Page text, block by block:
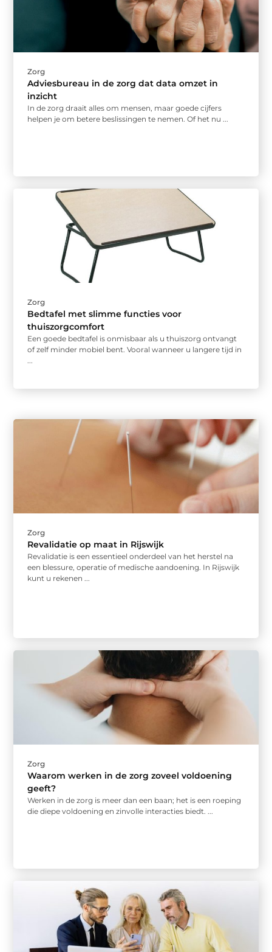
Zorg
Adviesbureau in de zorg dat data omzet in
inzicht
In de zorg draait alles om mensen, maar goede cijfers
helpen je om betere beslissingen te nemen. Of het nu ...
Zorg
Bedtafel met slimme functies voor
thuiszorgcomfort
Een goede bedtafel is onmisbaar als u thuiszorg ontvangt
of zelf minder mobiel bent. Vooral wanneer u langere tijd in
...
Zorg
Revalidatie op maat in Rijswijk
Revalidatie is een essentieel onderdeel van het herstel na
een blessure, operatie of medische aandoening. In Rijswijk
kunt u rekenen ...
Zorg
Waarom werken in de zorg zoveel voldoening
geeft?
Werken in de zorg is meer dan een baan; het is een roeping
die diepe voldoening en zinvolle interacties biedt. ...